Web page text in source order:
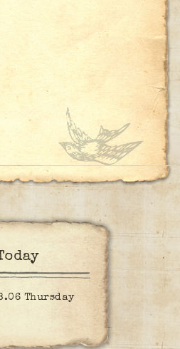
Thursday